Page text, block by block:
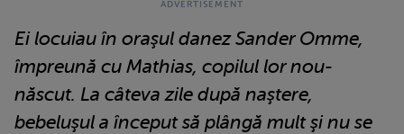
Ei locuiau în oraşul danez Sander Omme,
împreună cu Mathias, copilul lor nou-
născut. La câteva zile după naştere,
bebeluşul a început să plângă mult şi nu se